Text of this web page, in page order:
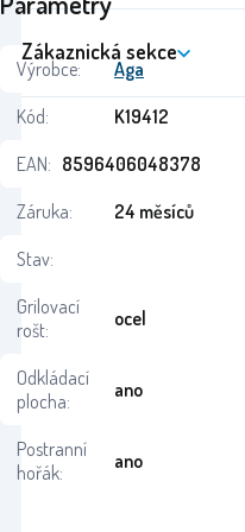
Výrobce:
Aga
Kód:
K19412
EAN: 8596406048378
Záruka:
24 měsíců
Stav:
Grilovací
rošt:
ocel
Odkládací
plocha:
ano
Postranní
hořák:
ano
Zákaznická sekce